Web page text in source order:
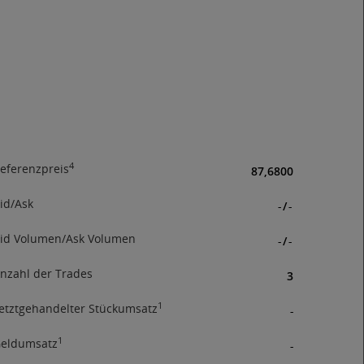
4 87,6800
Ask -/-
Volumen/Ask Volumen -/-
der Trades 3
Stückumsatz1 -
1 -